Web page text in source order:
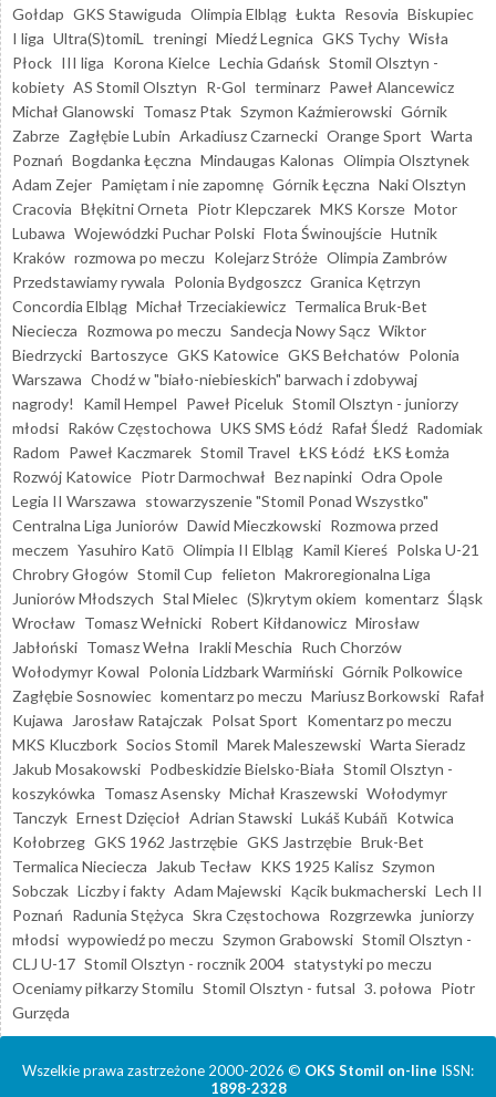
Gołdap GKS Stawiguda Olimpia Elbląg Łukta Resovia Biskupiec
I liga Ultra(S)tomiL treningi Miedź Legnica GKS Tychy Wisła
Płock III liga Korona Kielce Lechia Gdańsk Stomil Olsztyn -
kobiety AS Stomil Olsztyn R-Gol terminarz Paweł Alancewicz
Michał Glanowski Tomasz Ptak Szymon Kaźmierowski Górnik
Zabrze Zagłębie Lubin Arkadiusz Czarnecki Orange Sport Warta
Poznań Bogdanka Łęczna Mindaugas Kalonas Olimpia Olsztynek
Adam Zejer Pamiętam i nie zapomnę Górnik Łęczna Naki Olsztyn
Cracovia Błękitni Orneta Piotr Klepczarek MKS Korsze Motor
Lubawa Wojewódzki Puchar Polski Flota Świnoujście Hutnik
Kraków rozmowa po meczu Kolejarz Stróże Olimpia Zambrów
Przedstawiamy rywala Polonia Bydgoszcz Granica Kętrzyn
Concordia Elbląg Michał Trzeciakiewicz Termalica Bruk-Bet
Nieciecza Rozmowa po meczu Sandecja Nowy Sącz Wiktor
Biedrzycki Bartoszyce GKS Katowice GKS Bełchatów Polonia
Warszawa Chodź w "biało-niebieskich" barwach i zdobywaj
nagrody!
Kamil Hempel Paweł Piceluk Stomil Olsztyn - juniorzy
młodsi Raków Częstochowa UKS SMS Łódź Rafał Śledź Radomiak
Radom Paweł Kaczmarek Stomil Travel ŁKS Łódź ŁKS Łomża
Rozwój Katowice Piotr Darmochwał Bez napinki Odra Opole
Legia II Warszawa stowarzyszenie "Stomil Ponad Wszystko"
Centralna Liga Juniorów Dawid Mieczkowski Rozmowa przed
meczem Yasuhiro Katō Olimpia II Elbląg Kamil Kiereś Polska U-21
Chrobry Głogów Stomil Cup felieton Makroregionalna Liga
Juniorów Młodszych Stal Mielec (S)krytym okiem komentarz Śląsk
Wrocław Tomasz Wełnicki Robert Kiłdanowicz Mirosław
Jabłoński Tomasz Wełna Irakli Meschia Ruch Chorzów
Wołodymyr Kowal Polonia Lidzbark Warmiński Górnik Polkowice
Zagłębie Sosnowiec komentarz po meczu Mariusz Borkowski Rafał
Kujawa
Jarosław Ratajczak Polsat Sport Komentarz po meczu
MKS Kluczbork Socios Stomil Marek Maleszewski Warta Sieradz
Jakub Mosakowski Podbeskidzie Bielsko-Biała Stomil Olsztyn -
koszykówka Tomasz Asensky Michał Kraszewski Wołodymyr
Tanczyk Ernest Dzięcioł Adrian Stawski Lukáš Kubáň Kotwica
Kołobrzeg GKS 1962 Jastrzębie GKS Jastrzębie Bruk-Bet
Termalica Nieciecza
Jakub Tecław KKS 1925 Kalisz Szymon
Sobczak Liczby i fakty Adam Majewski Kącik bukmacherski Lech II
Poznań Radunia Stężyca Skra Częstochowa Rozgrzewka juniorzy
młodsi wypowiedź po meczu Szymon Grabowski Stomil Olsztyn -
CLJ U-17 Stomil Olsztyn - rocznik 2004 statystyki po meczu
Oceniamy piłkarzy Stomilu Stomil Olsztyn - futsal 3. połowa Piotr
Gurzęda
Wszelkie prawa zastrzeżone 2000-2026 © OKS Stomil on-line ISSN:
1898-2328